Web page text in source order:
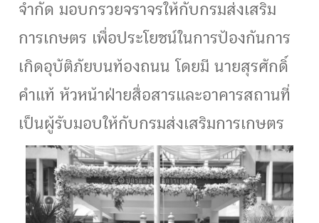
จำกัด มอบกรวยจราจรให้กับกรมส่งเสริม
การเกษตร เพื่อประโยชน์ในการป้องกันการ
เกิดอุบัติภัยบนท้องถนน โดยมี นายสุรศักดิ์
คำแท้ หัวหน้าฝ่ายสื่อสารและอาคารสถานที่
เป็นผู้รับมอบให้กับกรมส่งเสริมการเกษตร